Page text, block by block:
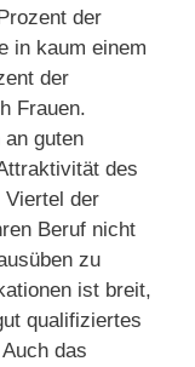
der
in kaum einem
der
Frauen.
guten
des
Viertel der
Beruf nicht
zu
ist breit,
qualifiziertes
das